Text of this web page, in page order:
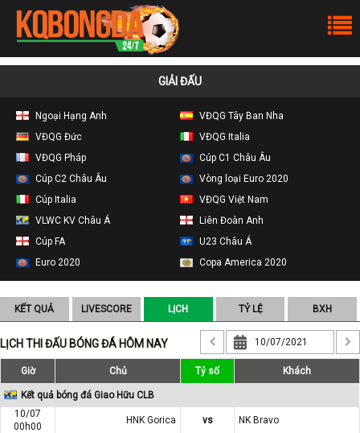
GIẢI ĐẤU
Ngoại Hạng Anh
VĐQG Tây Ban Nha
VĐQG Đức
VĐQG Italia
VĐQG Pháp
Cúp C1 Châu Âu
Cúp C2 Châu Âu
Vòng loại Euro 2020
Cúp Italia
VĐQG Việt Nam
VLWC KV Châu Á
Liên Đoàn Anh
Cúp FA
U23 Châu Á
Euro 2020
Copa America 2020
KẾT QUẢ LIVESCORE LỊCH TỶ LỆ BXH
LỊCH THI ĐẤU BÓNG ĐÁ HÔM NAY
Giờ Chủ Tỷ số Khách
Kết quả bóng đá Giao Hữu CLB
10/07
00h00
HNK Gorica vs NK Bravo